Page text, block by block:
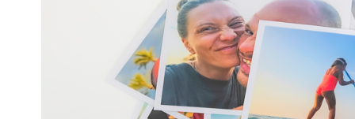
15х20
20х20
20х30
30х30
30х40
Фото
в